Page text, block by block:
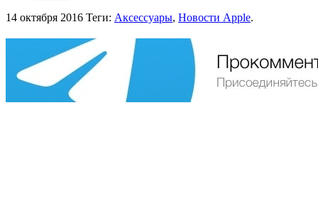
14 октября 2016 Теги: Аксессуары, Новости Apple.